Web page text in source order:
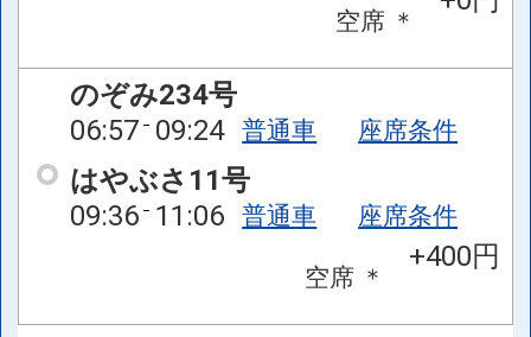
空席 ＊
のぞみ234号
06:57 09:24 普通車 座席条件
はやぶさ11号
09:36 11:06 普通車 座席条件
空席 ＊
+400円